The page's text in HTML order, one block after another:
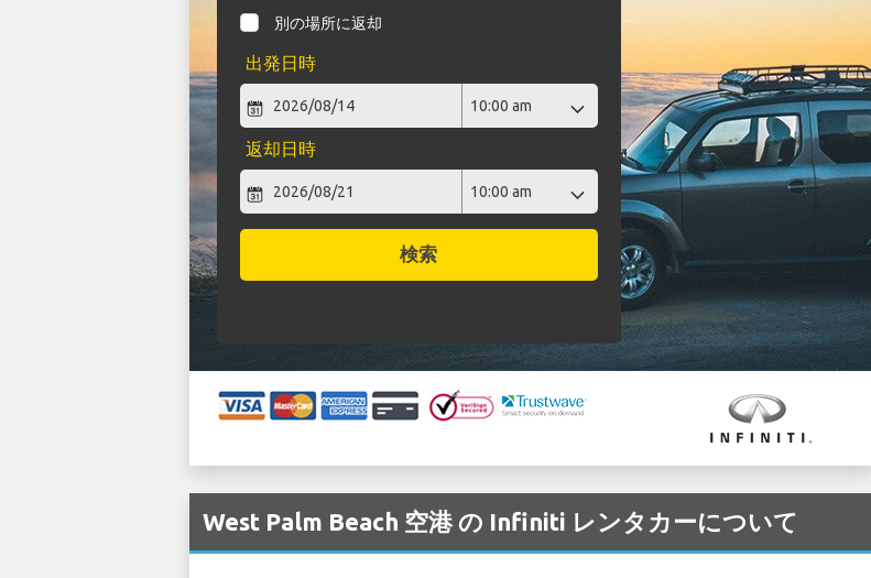
別の場所に返却
出発日時
返却日時
検索
West Palm Beach 空港 の Infiniti レンタカーについて